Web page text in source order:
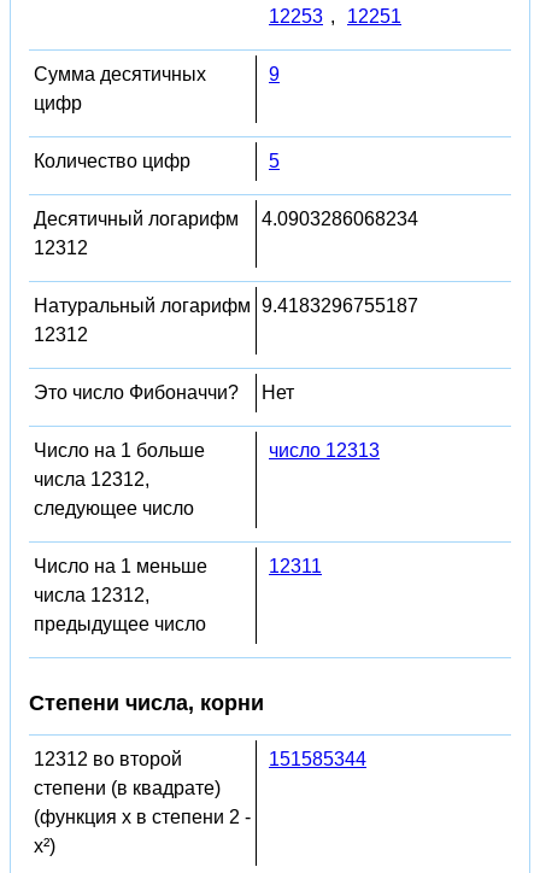
12253 , 12251
Сумма десятичных
цифр
9
Количество цифр 5
Десятичный логарифм
12312
4.0903286068234
Натуральный логарифм
12312
9.4183296755187
Это число Фибоначчи? Нет
Число на 1 больше
числа 12312,
следующее число
число 12313
Число на 1 меньше
числа 12312,
предыдущее число
12311
Степени числа, корни
12312 во второй
степени (в квадрате)
(функция x в степени 2 -
x²)
151585344